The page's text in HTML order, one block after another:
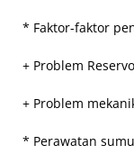
* Faktor-faktor
+ Problem
+ Problem
* Perawatan